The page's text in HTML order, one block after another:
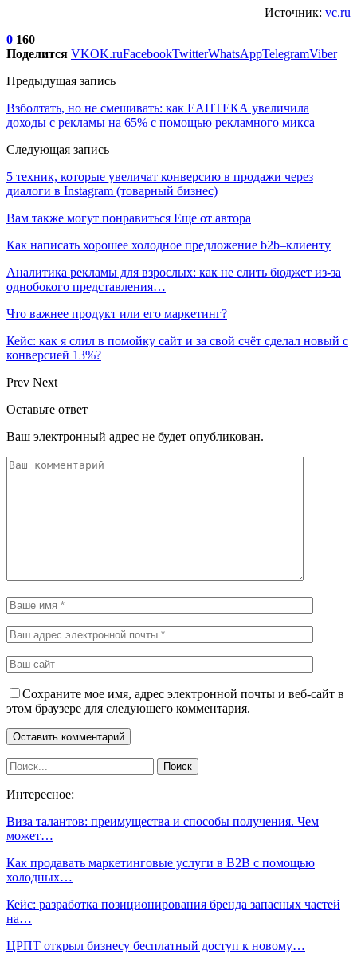
Источник: vc.ru
0 160
Поделится VKOK.ruFacebookTwitterWhatsAppTelegramViber
Предыдущая запись
Взболтать, но не смешивать: как ЕАПТЕКА увеличила
доходы с рекламы на 65% с помощью рекламного микса
Следующая запись
5 техник, которые увеличат конверсию в продажи через
диалоги в Instagram (товарный бизнес)
Вам также могут понравиться Еще от автора
Как написать хорошее холодное предложение b2b–клиенту
Аналитика рекламы для взрослых: как не слить бюджет из-за
однобокого представления…
Что важнее продукт или его маркетинг?
Кейс: как я слил в помойку сайт и за свой счёт сделал новый с
конверсией 13%?
Prev Next
Оставьте ответ
Ваш электронный адрес не будет опубликован.
Сохраните мое имя, адрес электронной почты и веб-сайт в
этом браузере для следующего комментария.
Интересное:
Виза талантов: преимущества и способы получения. Чем
может…
Как продавать маркетинговые услуги в B2B с помощью
холодных…
Кейс: разработка позиционирования бренда запасных частей
на…
ЦРПТ открыл бизнесу бесплатный доступ к новому…